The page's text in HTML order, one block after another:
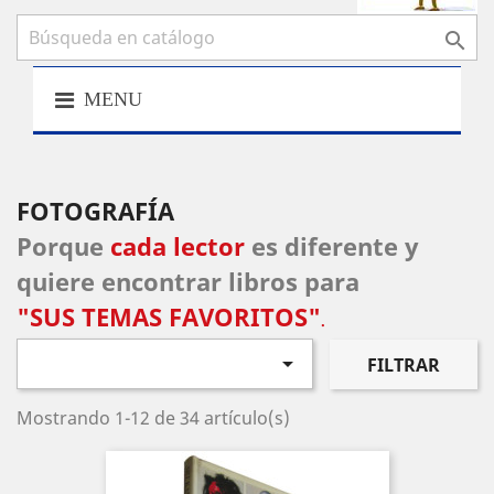

MENU
FOTOGRAFÍA
Porque cada lector es diferente y
quiere encontrar libros para
"SUS TEMAS FAVORITOS".
 FILTRAR
Mostrando 1-12 de 34 artículo(s)